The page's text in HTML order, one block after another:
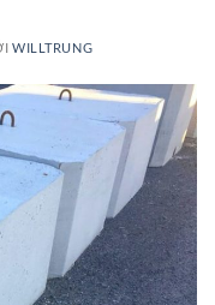
WILLTRUNG